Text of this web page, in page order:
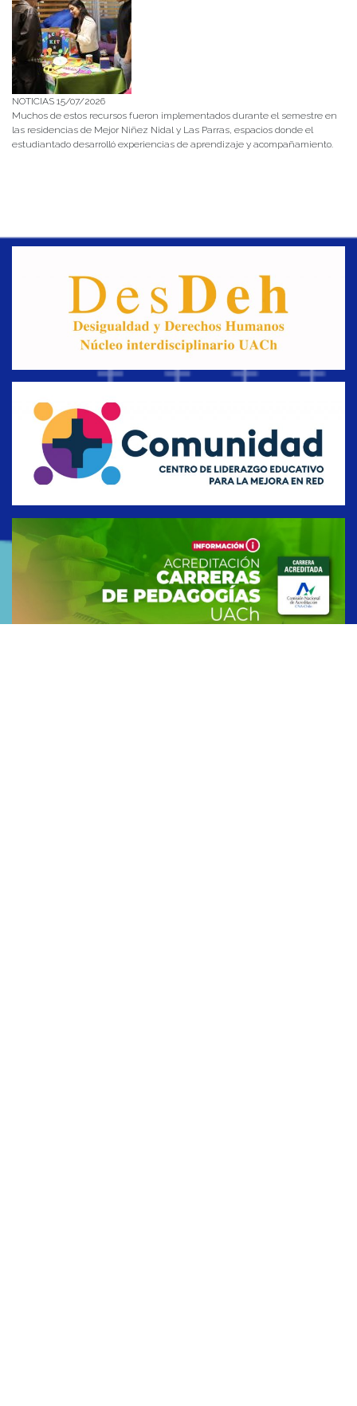
NOTICIAS 15/07/2026
Muchos de estos recursos fueron implementados durante el semestre en
las residencias de Mejor Niñez Nidal y Las Parras, espacios donde el
estudiantado desarrolló experiencias de aprendizaje y acompañamiento.